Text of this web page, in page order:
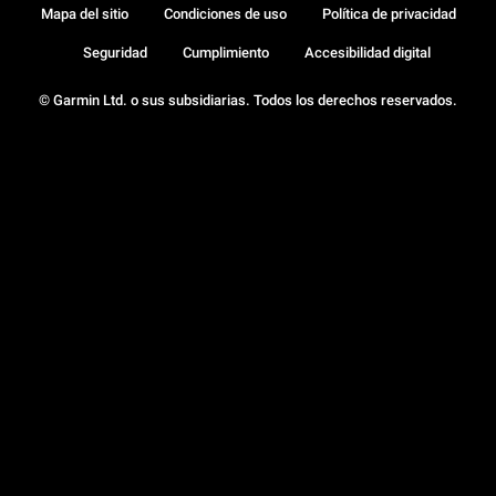
© Garmin Ltd. o sus subsidiarias. Todos los derechos reservados.
Mapa del sitio Condiciones de uso Política de privacidad
Seguridad Cumplimiento Accesibilidad digital